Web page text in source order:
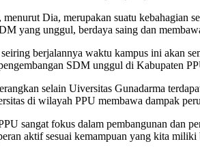
Dia, merupakan suatu kebahagian
yang unggul, berdaya saing dan
berjalannya waktu kampus ini akan
SDM unggul di Kabupaten
selain Uiversitas Gunadarma
di wilayah PPU membawa dampak
sangat fokus dalam pembangunan dan
aktif sesuai kemampuan yang kita